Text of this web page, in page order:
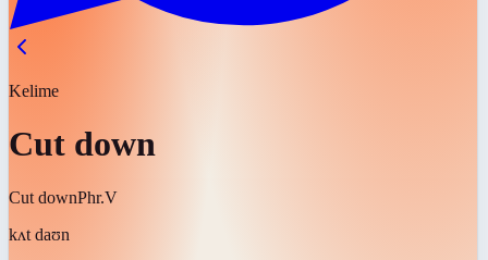
Kelime
Cut down
Cut downPhr.V
kʌt daʊn